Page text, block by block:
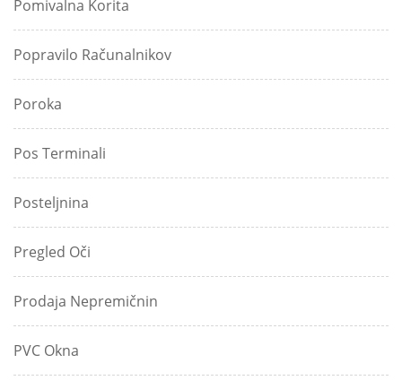
Pomivalna Korita
Popravilo Računalnikov
Poroka
Pos Terminali
Posteljnina
Pregled Oči
Prodaja Nepremičnin
PVC Okna